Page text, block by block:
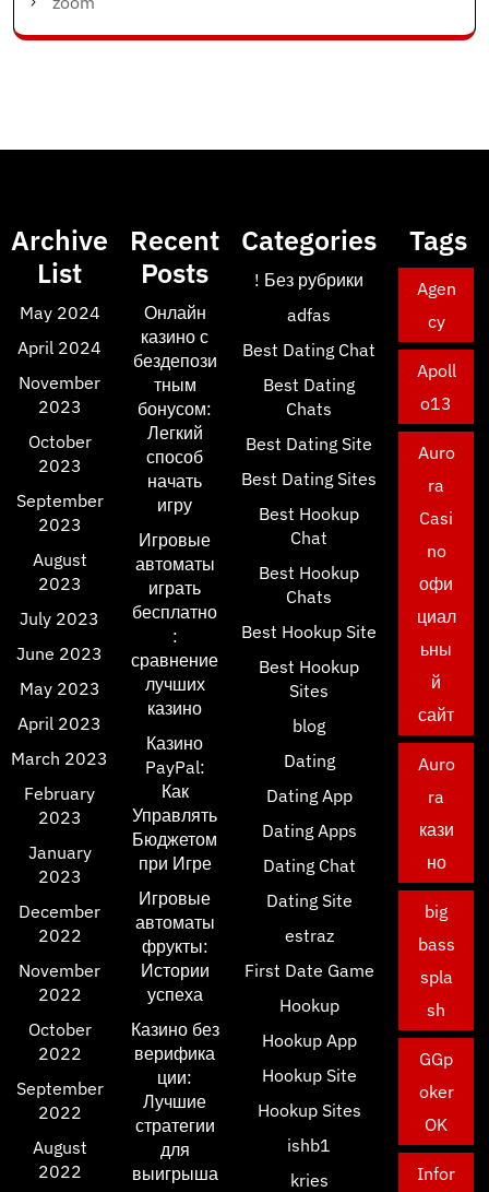
Archive
List
May 2024
April 2024
November
2023
October
2023
September
2023
August
2023
July 2023
June 2023
May 2023
April 2023
March 2023
February
2023
January
2023
December
2022
November
2022
October
2022
September
2022
August
2022
Recent
Posts
Онлайн
казино с
бездепози
тным
бонусом:
Легкий
способ
начать
игру
Игровые
автоматы
играть
бесплатно
:
сравнение
лучших
казино
Казино
PayPal:
Как
Управлять
Бюджетом
при Игре
Игровые
автоматы
фрукты:
Истории
успеха
Казино без
верифика
ции:
Лучшие
стратегии
для
выигрыша
Categories
! Без рубрики
adfas
Best Dating Chat
Best Dating
Chats
Best Dating Site
Best Dating Sites
Best Hookup
Chat
Best Hookup
Chats
Best Hookup Site
Best Hookup
Sites
blog
Dating
Dating App
Dating Apps
Dating Chat
Dating Site
estraz
First Date Game
Hookup
Hookup App
Hookup Site
Hookup Sites
ishb1
kries
Tags
Agen
cy
Apoll
o13
Auro
ra
Casi
no
офи
циал
ьны
й
сайт
Auro
ra
кази
но
big
bass
spla
sh
GGp
oker
OK
Infor